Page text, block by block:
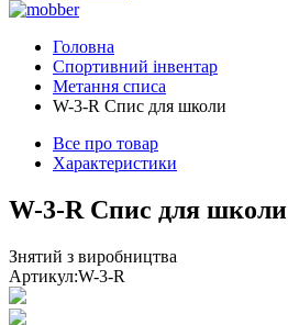
Головна
Спортивний інвентар
Метання списа
W-3-R Спис для школи
Все про товар
Характеристики
W-3-R Спис для школи
Знятий з виробництва
Артикул:W-3-R